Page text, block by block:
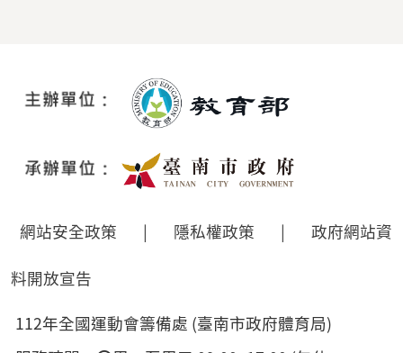
網站安全政策 | 隱私權政策 | 政府網站資
料開放宣告
112年全國運動會籌備處 (臺南市政府體育局)